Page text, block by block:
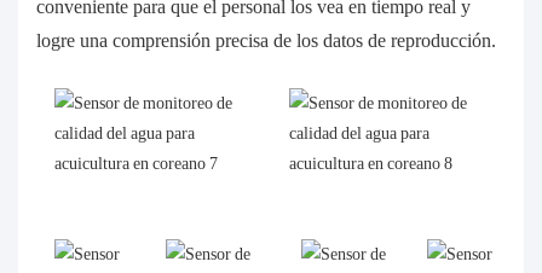
conveniente para que el personal los vea en tiempo real y
logre una comprensión precisa de los datos de reproducción.